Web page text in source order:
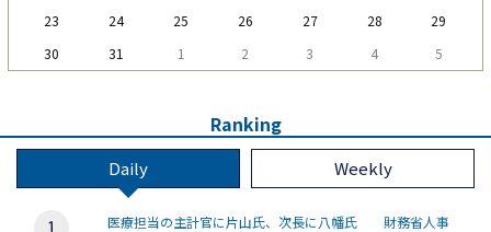
23
24 25 26 27 28
29
30
31 1 2 3 4 5
Ranking
Daily Weekly
医療担当の主計官に片山氏、次長に八幡氏 財務省人事